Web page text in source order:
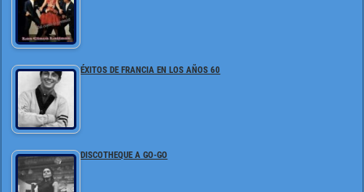
ÉXITOS DE FRANCIA EN LOS AÑOS 60
DISCOTHEQUE A GO-GO